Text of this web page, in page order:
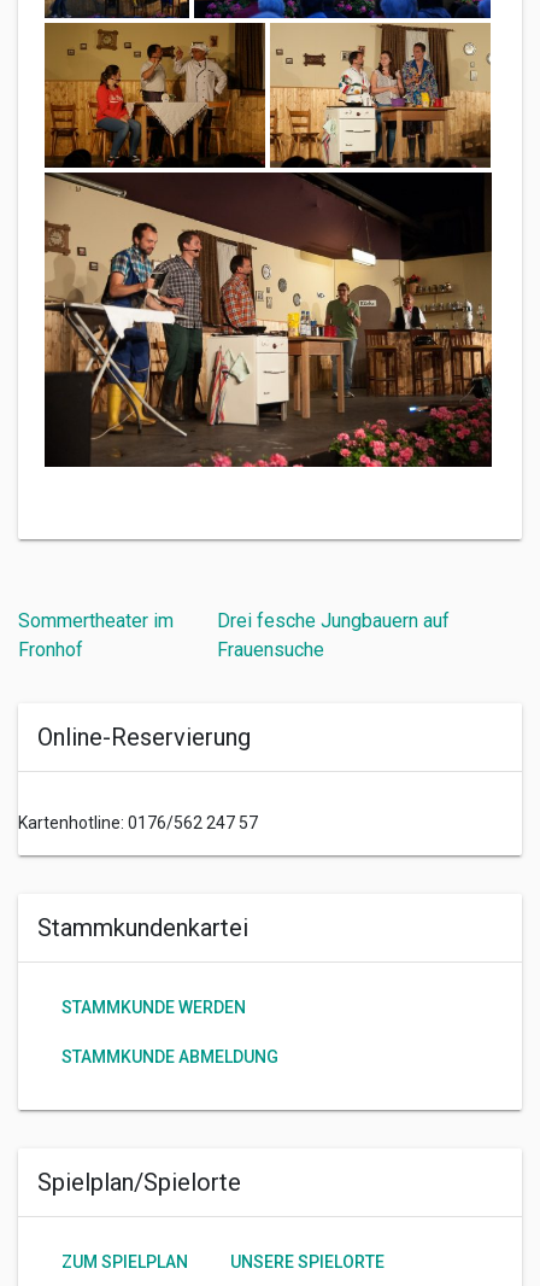
Beitragsnavigation
Sommertheater im
Fronhof
Drei fesche Jungbauern auf
Frauensuche
Online-Reservierung
Kartenhotline: 0176/562 247 57
Stammkundenkartei
STAMMKUNDE WERDEN
STAMMKUNDE ABMELDUNG
Spielplan/Spielorte
ZUM SPIELPLAN UNSERE SPIELORTE